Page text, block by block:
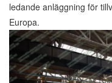
ledande anläggning för
Europa.